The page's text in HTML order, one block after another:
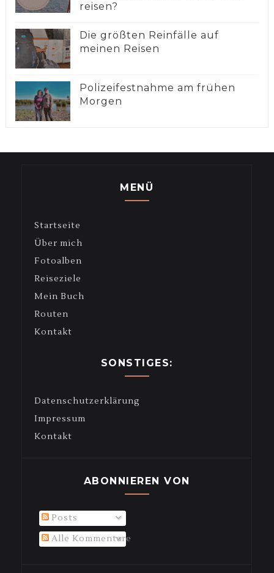
reisen?
Die größten Reinfälle auf
meinen Reisen
Polizeifestnahme am frühen
Morgen
MENÜ
Startseite
Über mich
Fotoalben
Reiseziele
Mein Buch
Routen
Kontakt
SONSTIGES:
Datenschutzerklärung
Impressum
Kontakt
ABONNIEREN VON
Posts
Alle Kommentare